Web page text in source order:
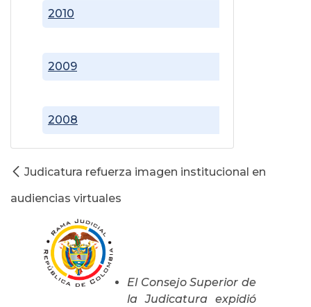
2008
2009
2010
Judicatura refuerza imagen institucional en
audiencias virtuales
El Consejo Superior de
la Judicatura expidió